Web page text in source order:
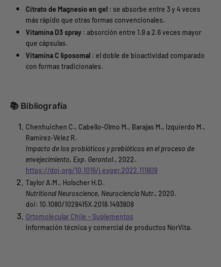
Citrato de Magnesio en gel : se absorbe entre 3 y 4 veces
más rápido que otras formas convencionales.
Vitamina D3 spray : absorción entre 1.9 a 2.6 veces mayor
que cápsulas.
Vitamina C liposomal : el doble de bioactividad comparado
con formas tradicionales.
📚 Bibliografía
Chenhuichen C., Cabello-Olmo M., Barajas M., Izquierdo M.,
Ramírez-Vélez R.
Impacto de los probióticos y prebióticos en el proceso de
envejecimiento, Exp. Gerontol., 2022.
https://doi.org/10.1016/j.exger.2022.111809
Taylor A.M., Holscher H.D.
Nutritional Neuroscience, Neurociencia Nutr., 2020.
doi: 10.1080/1028415X.2018.1493808
Ortomolecular Chile – Suplementos
Información técnica y comercial de productos NorVita.